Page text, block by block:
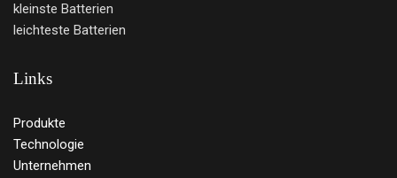
kleinste Batterien
leichteste Batterien
Links
Produkte
Technologie
Unternehmen